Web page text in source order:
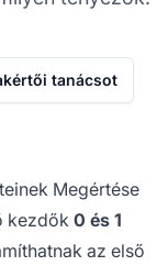
tanácsot
Megértése
kezdők 0 és 1
az első